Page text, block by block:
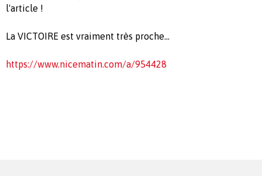
l'article !
La VICTOIRE est vraiment très proche...
https://www.nicematin.com/a/954428